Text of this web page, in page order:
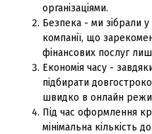
організаціями.
Безпека - ми зібрали
компанії, що
фінансових послуг
Економія часу -
підбирати
швидко в онлайн
Під час оформлення
мінімальна кількість